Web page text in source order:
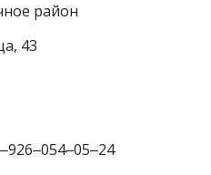
район
43